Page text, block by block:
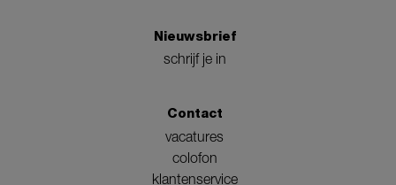
Nieuwsbrief
schrijf je in
Contact
vacatures
colofon
klantenservice